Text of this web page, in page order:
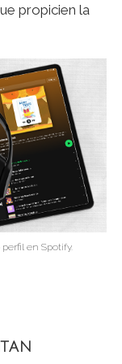
propicien la
en Spotify.